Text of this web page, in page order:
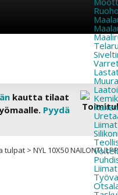
Liimat
kautta tilaat
Pyydä
tulpat > NYL 10X50